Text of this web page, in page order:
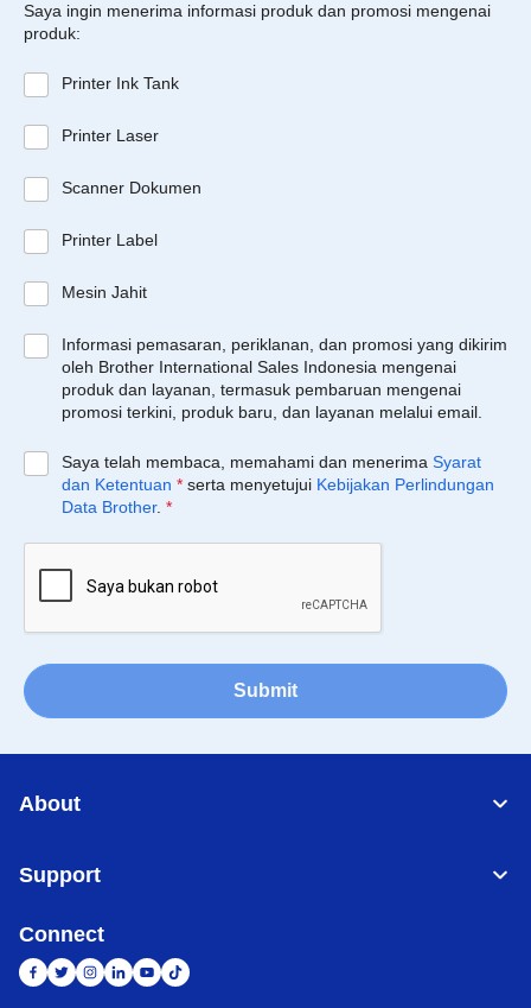
Saya ingin menerima informasi produk dan promosi mengenai
produk:
Printer Ink Tank
Printer Laser
Scanner Dokumen
Printer Label
Mesin Jahit
Informasi pemasaran, periklanan, dan promosi yang dikirim
oleh Brother International Sales Indonesia mengenai
produk dan layanan, termasuk pembaruan mengenai
promosi terkini, produk baru, dan layanan melalui email.
Saya telah membaca, memahami dan menerima Syarat
dan Ketentuan * serta menyetujui Kebijakan Perlindungan
Data Brother. *
Submit
About
Support
Connect